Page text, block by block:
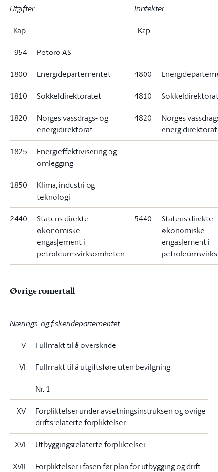
Utgifter Inntekter
Kap. Kap.
954 Petoro AS
1800 Energidepartementet 4800
1810 Sokkeldirektoratet 4810
1820
Norges vassdrags- og
energidirektorat
4820
Norges
energidirektorat
1825
Energieffektivisering og -
omlegging
1850
Klima, industri og
teknologi
2440
Statens direkte
økonomiske
engasjement i
petroleumsvirksomheten
5440
Statens direkte
økonomiske
engasjement i
Øvrige romertall
Nærings- og fiskeridepartementet
V Fullmakt til å overskride
VI Fullmakt til å utgiftsføre uten bevilgning
Nr. 1
XV
Forpliktelser under avsetningsinstruksen og øvrige
driftsrelaterte forpliktelser
XVI Utbyggingsrelaterte forpliktelser
XVII
Forpliktelser i fasen før plan for utbygging og drift